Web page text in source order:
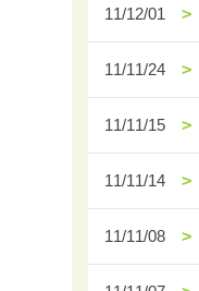
11/12/01
11/11/24
11/11/15
11/11/14
11/11/08